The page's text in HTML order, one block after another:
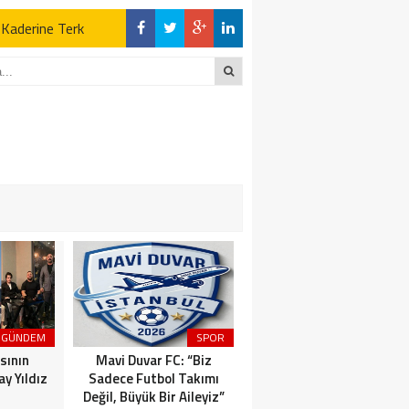
Terk
Açıklamalar
Terk
GÜNDEM
Yıldız
SPOR
Mavi Duvar FC: “Biz
Sadece Futbol Takımı
Değil, Büyük Bir Aileyiz”